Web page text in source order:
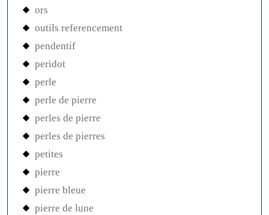
ors
outils referencement
pendentif
peridot
perle
perle de pierre
perles de pierre
perles de pierres
petites
pierre
pierre bleue
pierre de lune